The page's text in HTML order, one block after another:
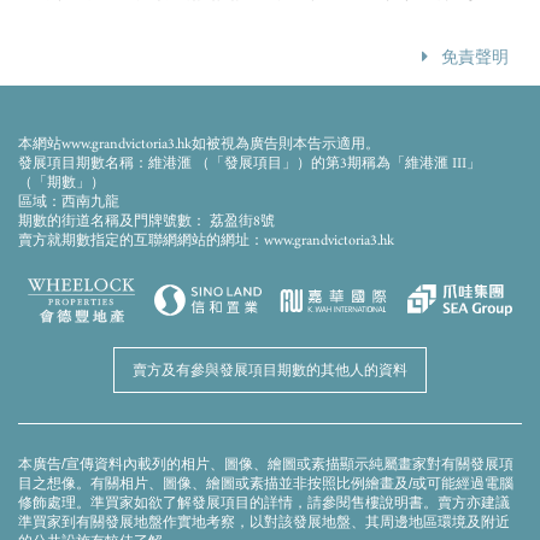
免責聲明
https://www.hba.com/about )，賣方不保證上述網頁是否最新修訂版及其
準確性。
本網站www.grandvictoria3.hk如被視為廣告則本告示適用。
發展項目期數名稱：維港滙 （「發展項目」）的第3期稱為「維港滙 III」
（「期數」）
區域：西南九龍
期數的街道名稱及門牌號數： 荔盈街8號
賣方就期數指定的互聯網網站的網址：www.grandvictoria3.hk
賣方及有參與發展項目期數的其他人的資料
本廣告/宣傳資料內載列的相片、圖像、繪圖或素描顯示純屬畫家對有關發展項
目之想像。有關相片、圖像、繪圖或素描並非按照比例繪畫及/或可能經過電腦
修飾處理。準買家如欲了解發展項目的詳情，請參閱售樓說明書。賣方亦建議
準買家到有關發展地盤作實地考察，以對該發展地盤、其周邊地區環境及附近